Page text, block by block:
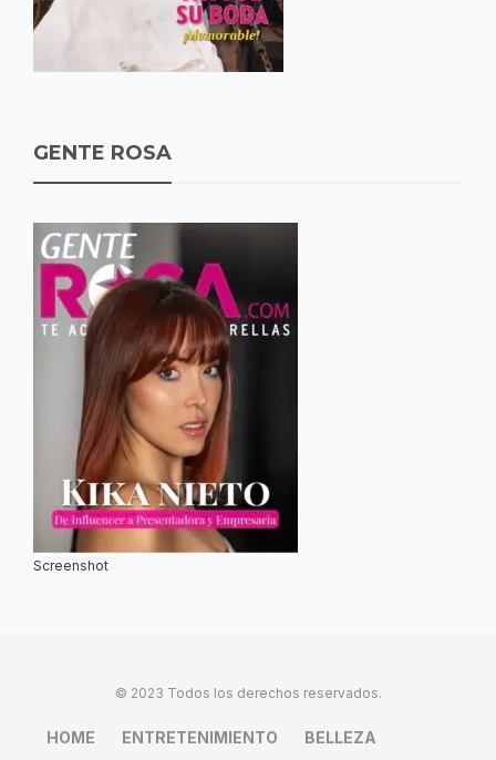
GENTE ROSA
Screenshot
© 2023 Todos los derechos reservados.
HOME ENTRETENIMIENTO BELLEZA